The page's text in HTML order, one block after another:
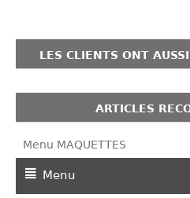
LES CLIENTS ONT
ARTICLES
Menu MAQUETTES
Menu